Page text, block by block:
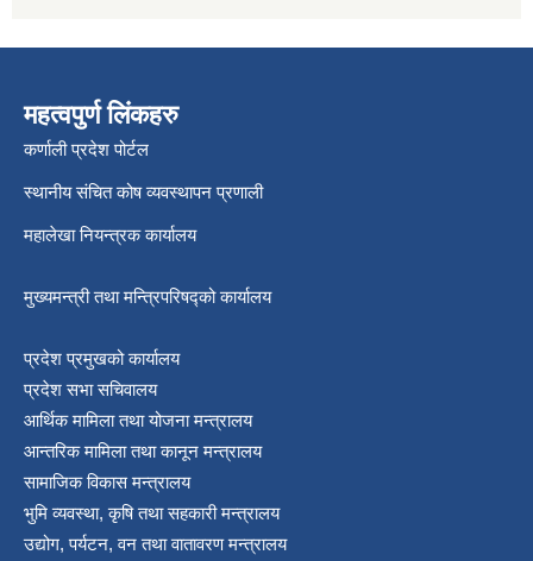
महत्वपुर्ण लिंकहरु
कर्णाली प्रदेश पोर्टल
स्थानीय संचित कोष व्यवस्थापन प्रणाली
महालेखा नियन्त्रक कार्यालय
मुख्यमन्त्री तथा मन्त्रिपरिषद्को कार्यालय
प्रदेश प्रमुखको कार्यालय
प्रदेश सभा सचिवालय
आर्थिक मामिला तथा योजना मन्त्रालय
आन्तरिक मामिला तथा कानून मन्त्रालय
सामाजिक विकास मन्त्रालय
भुमि व्यवस्था, कृषि तथा सहकारी मन्त्रालय
उद्योग, पर्यटन, वन तथा वातावरण मन्त्रालय